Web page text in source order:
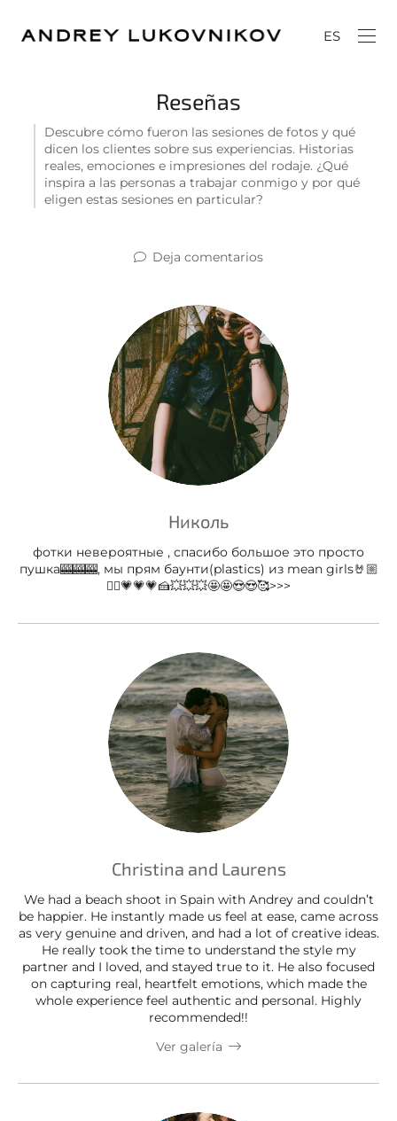
ES
Reseñas
Descubre cómo fueron las sesiones de fotos y qué
dicen los clientes sobre sus experiencias. Historias
reales, emociones e impresiones del rodaje. ¿Qué
inspira a las personas a trabajar conmigo y por qué
eligen estas sesiones en particular?
Deja comentarios
Николь
фотки невероятные , спасибо большое это просто
пушка🎰🎰🎰, мы прям баунти(plastics) из mean girls🤘🏼
❤️‍🔥💗💗💗🍰💥💥💥🤩🤩😍😍🥰>>>
Christina and Laurens
We had a beach shoot in Spain with Andrey and couldn’t
be happier. He instantly made us feel at ease, came across
as very genuine and driven, and had a lot of creative ideas.
He really took the time to understand the style my
partner and I loved, and stayed true to it. He also focused
on capturing real, heartfelt emotions, which made the
whole experience feel authentic and personal. Highly
recommended!!
Ver galería